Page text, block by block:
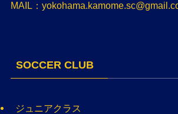
MAIL：
SOCCER CLUB
ジュニアクラス